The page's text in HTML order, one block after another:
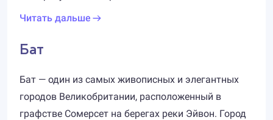
Читать дальше
Бат
Бат — один из самых живописных и элегантных
городов Великобритании, расположенный в
графстве Сомерсет на берегах реки Эйвон. Город